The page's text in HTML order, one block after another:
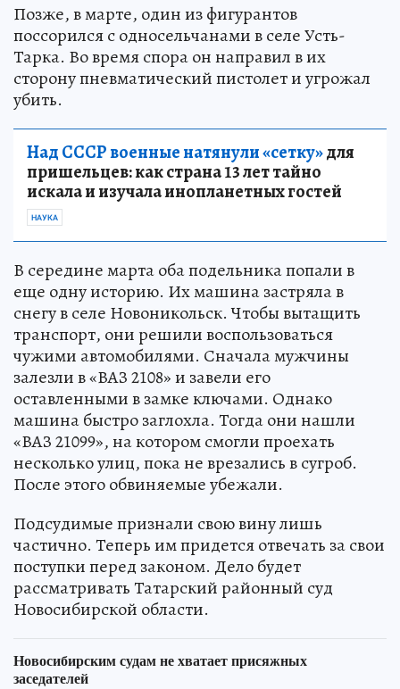
Позже, в марте, один из фигурантов
поссорился с односельчанами в селе Усть-
Тарка. Во время спора он направил в их
сторону пневматический пистолет и угрожал
убить.
Над СССР военные натянули «сетку»для
пришельцев: как страна 13 лет тайно
искала и изучала инопланетных гостей
НАУКА
В середине марта оба подельника попали в
еще одну историю. Их машина застряла в
снегу в селе Новоникольск. Чтобы вытащить
транспорт, они решили воспользоваться
чужими автомобилями. Сначала мужчины
залезли в «ВАЗ 2108» и завели его
оставленными в замке ключами. Однако
машина быстро заглохла. Тогда они нашли
«ВАЗ 21099», на котором смогли проехать
несколько улиц, пока не врезались в сугроб.
После этого обвиняемые убежали.
Подсудимые признали свою вину лишь
частично. Теперь им придется отвечать за свои
поступки перед законом. Дело будет
рассматривать Татарский районный суд
Новосибирской области.